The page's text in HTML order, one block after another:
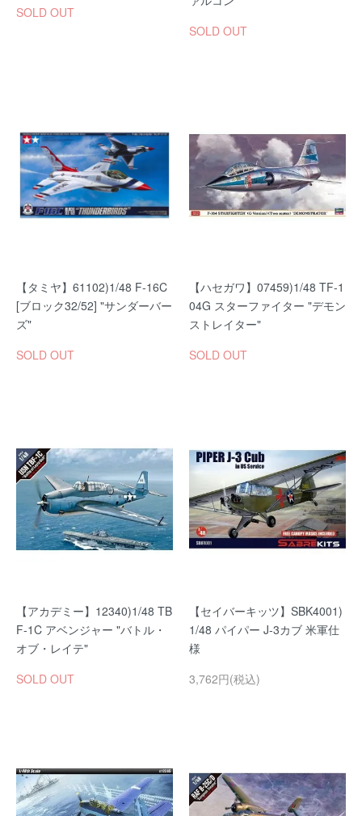
SOLD OUT
SOLD OUT
【タミヤ】61102)1/48 F-16C
[ブロック32/52] "サンダーバー
ズ"
SOLD OUT
【ハセガワ】07459)1/48 TF-1
04G スターファイター "デモン
ストレイター"
SOLD OUT
【アカデミー】12340)1/48 TB
F-1C アベンジャー "バトル・
オブ・レイテ"
SOLD OUT
【セイバーキッツ】SBK4001)
1/48 パイパー J-3カブ 米軍仕
様
3,762円(税込)